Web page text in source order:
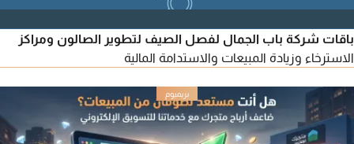
باقات شركة باب الجمال لفصل الصيف لتطوير الصالون ومراكز
الاسترخاء وزيادة المبيعات والاستدامة المالية